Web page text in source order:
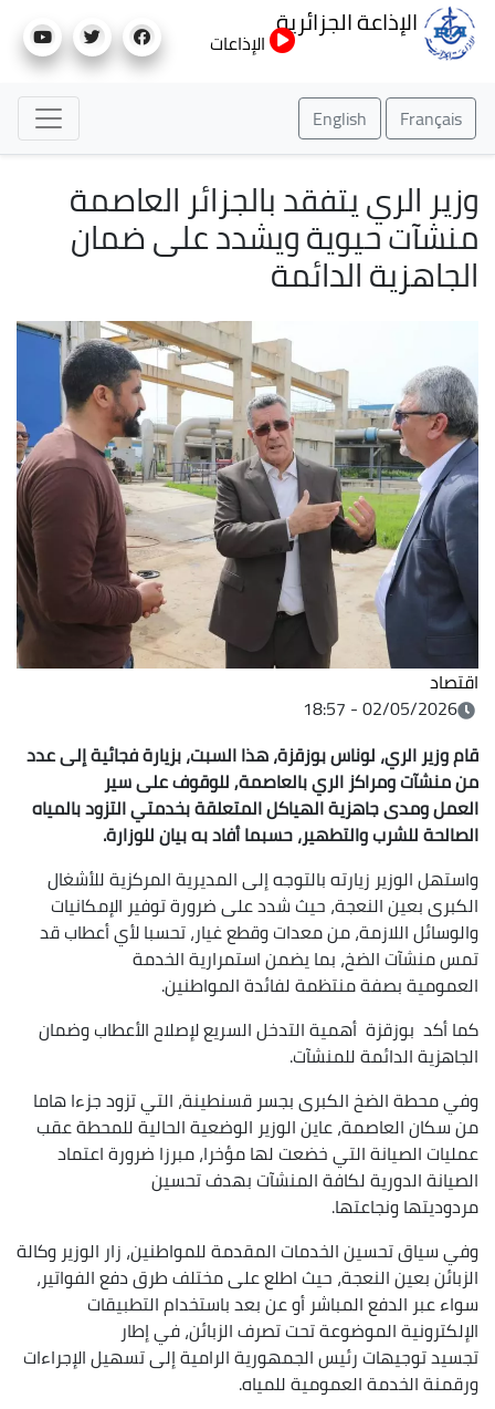
إلى
الإذاعة الجزائرية
الإذاعات
Français
English
وزير الري يتفقد بالجزائر العاصمة
منشآت حيوية ويشدد على ضمان
الجاهزية الدائمة
اقتصاد
02/05/2026 - 18:57
قام وزير الري، لوناس بوزقزة، هذا السبت، بزيارة فجائية إلى عدد
من منشآت ومراكز الري بالعاصمة, للوقوف على سير
العمل ومدى جاهزية الهياكل المتعلقة بخدمتي التزود بالمياه
الصالحة للشرب والتطهير، حسبما أفاد به بيان للوزارة.
واستهل الوزير زيارته بالتوجه إلى المديرية المركزية للأشغال
الكبرى بعين النعجة، حيث شدد على ضرورة توفير الإمكانيات
والوسائل اللازمة، من معدات وقطع غيار، تحسبا لأي أعطاب قد
تمس منشآت الضخ، بما يضمن استمرارية الخدمة
العمومية بصفة منتظمة لفائدة المواطنين.
كما أكد بوزقزة أهمية التدخل السريع لإصلاح الأعطاب وضمان
الجاهزية الدائمة للمنشآت.
وفي محطة الضخ الكبرى بجسر قسنطينة، التي تزود جزءا هاما
من سكان العاصمة، عاين الوزير الوضعية الحالية للمحطة عقب
عمليات الصيانة التي خضعت لها مؤخرا، مبرزا ضرورة اعتماد
الصيانة الدورية لكافة المنشآت بهدف تحسين
مردوديتها ونجاعتها.
وفي سياق تحسين الخدمات المقدمة للمواطنين، زار الوزير وكالة
الزبائن بعين النعجة، حيث اطلع على مختلف طرق دفع الفواتير،
سواء عبر الدفع المباشر أو عن بعد باستخدام التطبيقات
الإلكترونية الموضوعة تحت تصرف الزبائن، في إطار
تجسيد توجيهات رئيس الجمهورية الرامية إلى تسهيل الإجراءات
ورقمنة الخدمة العمومية للمياه.